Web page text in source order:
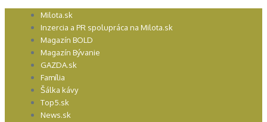
Preskočiť Milota.sk
Inzercia a PR spolupráca na Milota.sk
Magazín BOLD
Magazín Bývanie
GAZDA.sk
Família
Šálka kávy
Top5.sk
News.sk